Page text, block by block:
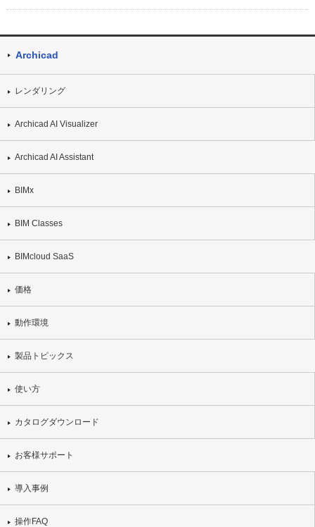
Archicad
レンダリング
Archicad AI Visualizer
Archicad AI Assistant
BIMx
BIM Classes
BIMcloud SaaS
価格
動作環境
製品トピックス
使い方
カタログダウンロード
お客様サポート
導入事例
操作FAQ